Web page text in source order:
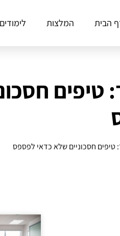
הבית המלצות לימודים
חסכוניים שלא כדאי לפספס